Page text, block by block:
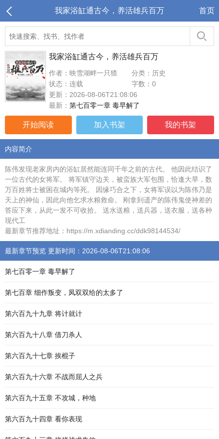
我家浴缸通古今，养活雄兵百万 首页
我家浴缸通古今，养活雄兵百万
作者：映雪湖畔一只猹
分类：历史
状态：连载
字数：0
更新：2026-08-06T21:08:06
最新： 第七百零一章 毒早解了
开始阅读 加入书架 我的书架
内容简介
陈伟发现老家房内的浴缸居然能连同千年之前的古代。 他因此结识了
一位古代的女将军。 将军镇守边关，被蛮族大军包围，恰逢大旱，数
万百姓将士被困在城内等死。 因缘巧合之下，女将军误以为陈伟乃是
天上的神仙，因此向他乞求水粮救命。 刚拿到遗产的陈伟鬼使神差的
答应下来，从此一发不可收拾。 送水送粮，送兵器，送衣服，送各种
现代工
最新章节推荐地址：https://m.xdianding.cc/ddk98144534/
最新章节预览 更新时间：2026-08-06T21:08:06
第七百零一章 毒早解了
第七百章 细作叛变，凤双双给的太多了
第六百九十九章 将计就计
第六百九十八章 借刀杀人
第六百九十七章 挨棍子
第六百九十六章 不战而屈人之兵
第六百九十五章 不攻城，种地
第六百九十四章 看你表现